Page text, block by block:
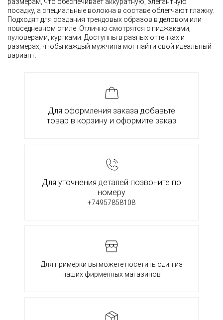
посадку, а специальные волокна в составе облегчают глажку.
Подходят для создания трендовых образов в деловом или
повседневном стиле. Отлично смотрятся с пиджаками,
пуловерами, куртками. Доступны в разных оттенках и
размерах, чтобы каждый мужчина мог найти свой идеальный
вариант.
Для оформления заказа добавьте
товар в корзину и оформите заказ
Для уточнения деталей позвоните по
номеру
+74957858108
Для примерки вы можете посетить один из
наших фирменных магазинов